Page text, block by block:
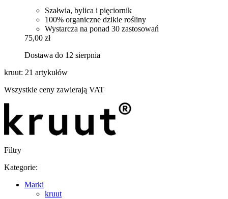
Szałwia, bylica i pięciornik
100% organiczne dzikie rośliny
Wystarcza na ponad 30 zastosowań
75,00 zł
Dostawa do 12 sierpnia
kruut: 21 artykułów
Wszystkie ceny zawierają VAT
Filtry
Kategorie:
Marki
kruut